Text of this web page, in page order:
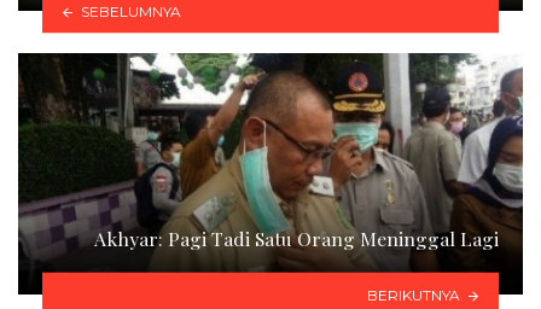
SEBELUMNYA
Akhyar: Pagi Tadi Satu Orang Meninggal Lagi
BERIKUTNYA